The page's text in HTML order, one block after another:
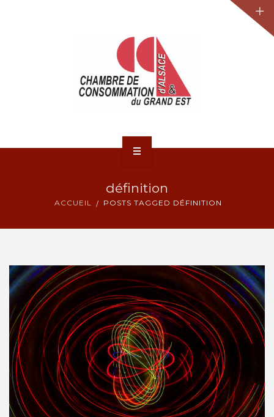
NOS ACTIONS
CONTACT
définition
ACCUEIL POSTS TAGGED DÉFINITION